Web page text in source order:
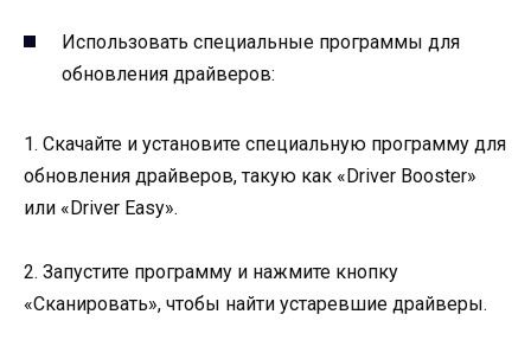
Использовать специальные программы для
обновления драйверов:
1. Скачайте и установите специальную программу для
обновления драйверов, такую как «Driver Booster»
или «Driver Easy».
2. Запустите программу и нажмите кнопку
«Сканировать», чтобы найти устаревшие драйверы.